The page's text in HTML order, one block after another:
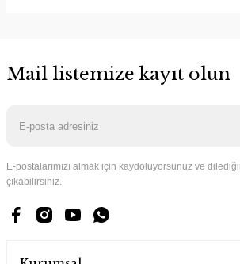
Mail listemize kayıt olun
E-postalarımızı almak için kaydoluyorsunuz ve
çıkabilirsiniz.